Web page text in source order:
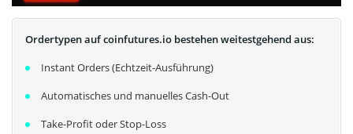
Ordertypen auf coinfutures.io bestehen weitestgehend aus:
Instant Orders (Echtzeit-Ausführung)
Automatisches und manuelles Cash-Out
Take-Profit oder Stop-Loss